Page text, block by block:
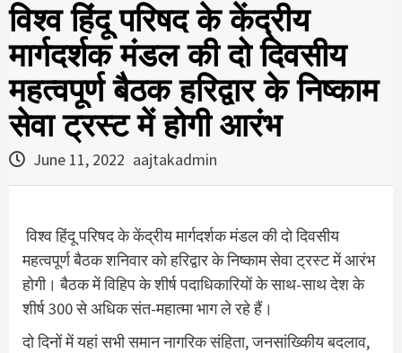
विश्व हिंदू परिषद के केंद्रीय
मार्गदर्शक मंडल की दो दिवसीय
महत्वपूर्ण बैठक हरिद्वार के निष्काम
सेवा ट्रस्ट में होगी आरंभ
June 11, 2022 aajtakadmin
विश्व हिंदू परिषद के केंद्रीय मार्गदर्शक मंडल की दो दिवसीय
महत्वपूर्ण बैठक शनिवार को हरिद्वार के निष्काम सेवा ट्रस्ट में आरंभ
होगी। बैठक में विहिप के शीर्ष पदाधिकारियों के साथ-साथ देश के
शीर्ष 300 से अधिक संत-महात्मा भाग ले रहे हैं।
दो दिनों में यहां सभी समान नागरिक संहिता, जनसांख्किीय बदलाव,